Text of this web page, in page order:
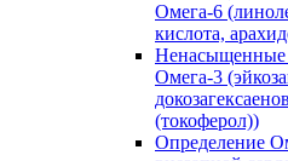
Омега-6
кислота,
Ненасыщенные
Омега-3
(токоферол))
Определение